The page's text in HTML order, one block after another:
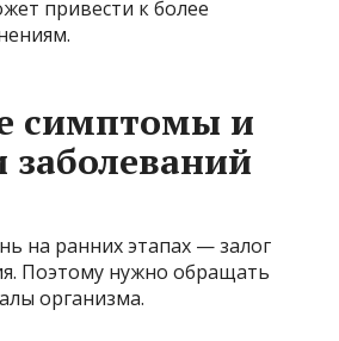
привести к более
симптомы и
заболеваний
на ранних этапах — залог
Поэтому нужно обращать
организма.